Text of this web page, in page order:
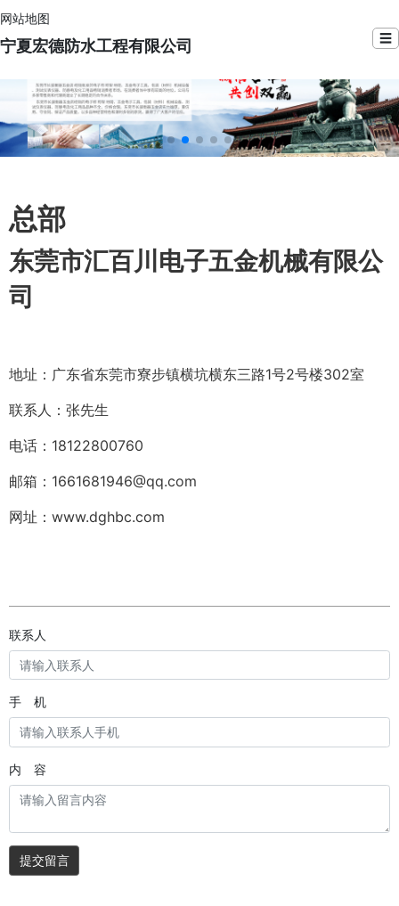
网站地图
宁夏宏德防水工程有限公司 ☰
总部
东莞市汇百川电子五金机械有限公
司
地址：广东省东莞市寮步镇横坑横东三路1号2号楼302室
联系人：张先生
电话：18122800760
邮箱：1661681946@qq.com
网址：www.dghbc.com
联系人
手 机
内 容
提交留言